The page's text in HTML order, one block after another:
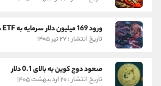
ورود 169 میلیون دلار سرمایه به ETF های بیت کوین و اتریوم
تاریخ انتشار : ۲۷ تیر ۱۴۰۵
صعود دوج کوین به بالای 0.1 دلار
تاریخ انتشار : ۲۰ اردیبهشت ۱۴۰۵